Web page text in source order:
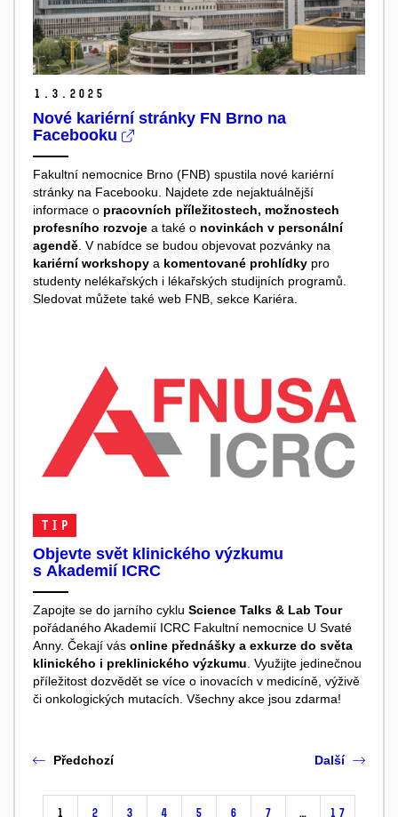
1. 3. 2025
Nové kariérní stránky FN Brno na
Facebooku
Fakultní nemocnice Brno (FNB) spustila nové kariérní
stránky na Facebooku. Najdete zde nejaktuálnější
informace o pracovních příležitostech, možnostech
profesního rozvoje a také o novinkách v personální
agendě . V nabídce se budou objevovat pozvánky na
kariérní workshopy a komentované prohlídky pro
studenty nelékařských i lékařských studijních programů.
Sledovat můžete také web FNB, sekce Kariéra.
TIP
Objevte svět klinického výzkumu
s Akademií ICRC
Zapojte se do jarního cyklu Science Talks & Lab Tour
pořádaného Akademií ICRC Fakultní nemocnice U Svaté
Anny. Čekají vás online přednášky a exkurze do světa
klinického i preklinického výzkumu. Využijte jedinečnou
příležitost dozvědět se více o inovacích v medicíně, výživě
či onkologických mutacích. Všechny akce jsou zdarma!
Předchozí
1 2 3 4 5 6 7 … 17
Další